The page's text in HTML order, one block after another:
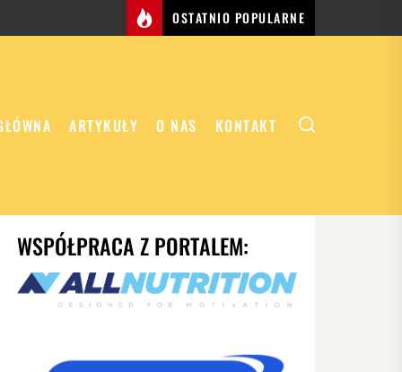
OSTATNIO POPULARNE
ARTYKUŁY O NAS KONTAKT
WSPÓŁPRACA Z PORTALEM: